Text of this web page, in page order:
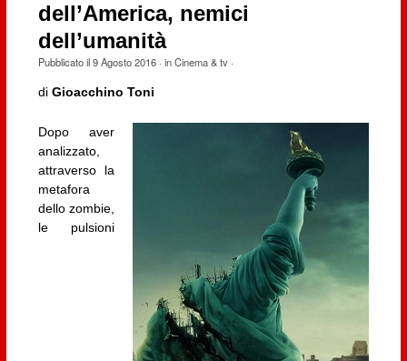
dell’America, nemici
dell’umanità
Pubblicato il9 Agosto 2016· inCinema & tv·
di Gioacchino Toni
Dopo aver
analizzato,
attraverso la
metafora
dello zombie,
le pulsioni